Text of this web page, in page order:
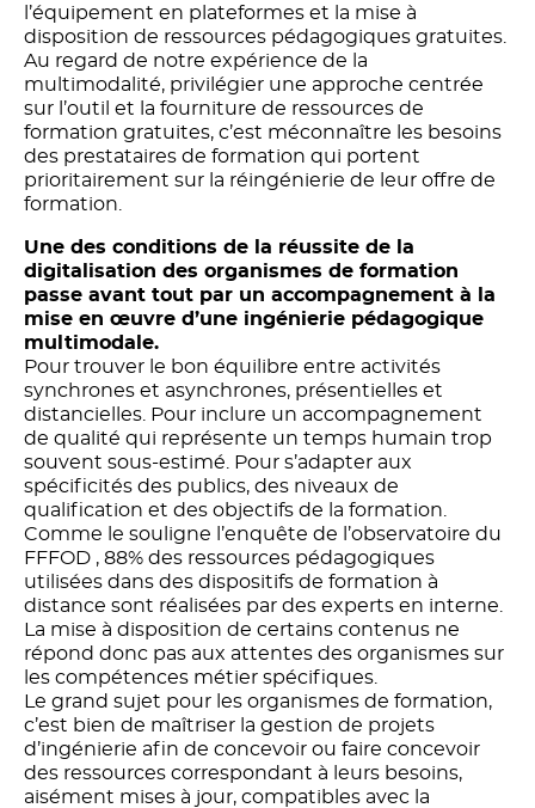
l’équipement en plateformes et la mise à
disposition de ressources pédagogiques gratuites.
Au regard de notre expérience de la
multimodalité, privilégier une approche centrée
sur l’outil et la fourniture de ressources de
formation gratuites, c’est méconnaître les besoins
des prestataires de formation qui portent
prioritairement sur la réingénierie de leur offre de
formation.
Une des conditions de la réussite de la
digitalisation des organismes de formation
passe avant tout par un accompagnement à la
mise en œuvre d’une ingénierie pédagogique
multimodale.
Pour trouver le bon équilibre entre activités
synchrones et asynchrones, présentielles et
distancielles. Pour inclure un accompagnement
de qualité qui représente un temps humain trop
souvent sous-estimé. Pour s’adapter aux
spécificités des publics, des niveaux de
qualification et des objectifs de la formation.
Comme le souligne l’enquête de l’observatoire du
FFFOD , 88% des ressources pédagogiques
utilisées dans des dispositifs de formation à
distance sont réalisées par des experts en interne.
La mise à disposition de certains contenus ne
répond donc pas aux attentes des organismes sur
les compétences métier spécifiques.
Le grand sujet pour les organismes de formation,
c’est bien de maîtriser la gestion de projets
d’ingénierie afin de concevoir ou faire concevoir
des ressources correspondant à leurs besoins,
aisément mises à jour, compatibles avec la